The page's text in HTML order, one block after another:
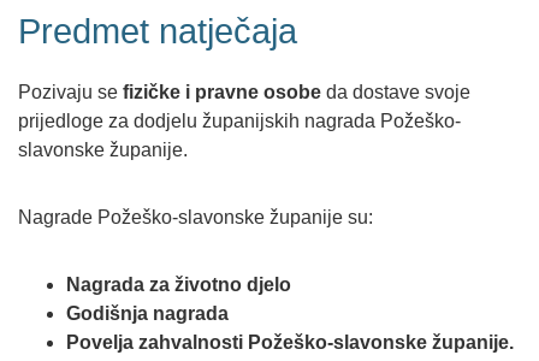
Predmet natječaja
Pozivaju se fizičke i pravne osobe da dostave svoje
prijedloge za dodjelu županijskih nagrada Požeško-
slavonske županije.
Nagrade Požeško-slavonske županije su:
Nagrada za životno djelo
Godišnja nagrada
Povelja zahvalnosti Požeško-slavonske županije.